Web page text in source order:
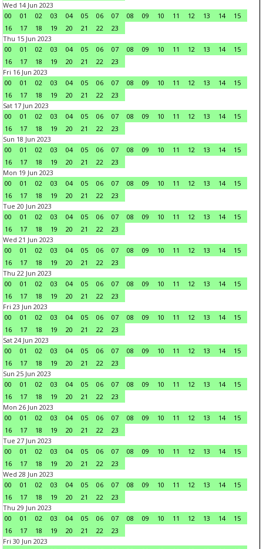
Wed 14 Jun 2023
00
01 02 03 04 05 06 07 08 09 10 11 12 13 14
15
16
17 18 19 20 21 22
23
Thu 15 Jun 2023
00
01 02 03 04 05 06 07 08 09 10 11 12 13 14
15
16
17 18 19 20 21 22
23
Fri 16 Jun 2023
00
01 02 03 04 05 06 07 08 09 10 11 12 13 14
15
16
17 18 19 20 21 22
23
Sat 17 Jun 2023
00
01 02 03 04 05 06 07 08 09 10 11 12 13 14
15
16
17 18 19 20 21 22
23
Sun 18 Jun 2023
00
01 02 03 04 05 06 07 08 09 10 11 12 13 14
15
16
17 18 19 20 21 22
23
Mon 19 Jun 2023
00
01 02 03 04 05 06 07 08 09 10 11 12 13 14
15
16
17 18 19 20 21 22
23
Tue 20 Jun 2023
00
01 02 03 04 05 06 07 08 09 10 11 12 13 14
15
16
17 18 19 20 21 22
23
Wed 21 Jun 2023
00
01 02 03 04 05 06 07 08 09 10 11 12 13 14
15
16
17 18 19 20 21 22
23
Thu 22 Jun 2023
00
01 02 03 04 05 06 07 08 09 10 11 12 13 14
15
16
17 18 19 20 21 22
23
Fri 23 Jun 2023
00
01 02 03 04 05 06 07 08 09 10 11 12 13 14
15
16
17 18 19 20 21 22
23
Sat 24 Jun 2023
00
01 02 03 04 05 06 07 08 09 10 11 12 13 14
15
16
17 18 19 20 21 22
23
Sun 25 Jun 2023
00
01 02 03 04 05 06 07 08 09 10 11 12 13 14
15
16
17 18 19 20 21 22
23
Mon 26 Jun 2023
00
01 02 03 04 05 06 07 08 09 10 11 12 13 14
15
16
17 18 19 20 21 22
23
Tue 27 Jun 2023
00
01 02 03 04 05 06 07 08 09 10 11 12 13 14
15
16
17 18 19 20 21 22
23
Wed 28 Jun 2023
00
01 02 03 04 05 06 07 08 09 10 11 12 13 14
15
16
17 18 19 20 21 22
23
Thu 29 Jun 2023
00
01 02 03 04 05 06 07 08 09 10 11 12 13 14
15
16
17 18 19 20 21 22
23
Fri 30 Jun 2023